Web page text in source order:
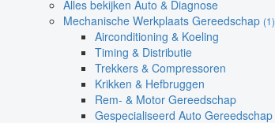
Alles bekijken Auto & Diagnose
Mechanische Werkplaats Gereedschap (1)
Airconditioning & Koeling
Timing & Distributie
Trekkers & Compressoren
Krikken & Hefbruggen
Rem- & Motor Gereedschap
Gespecialiseerd Auto Gereedschap